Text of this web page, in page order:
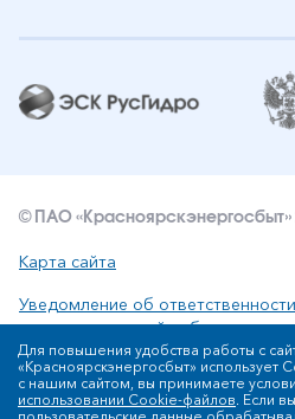
© ПАО «Красноярскэнергосбыт»
Карта сайта
Уведомление об
интеллектуальной собственности
Политика ПАО
обработки персональных данных
Для повышения удобства работы с
«Красноярскэнергосбыт» использует
с нашим сайтом, вы принимаете
использовании Cookie-файлов. Если